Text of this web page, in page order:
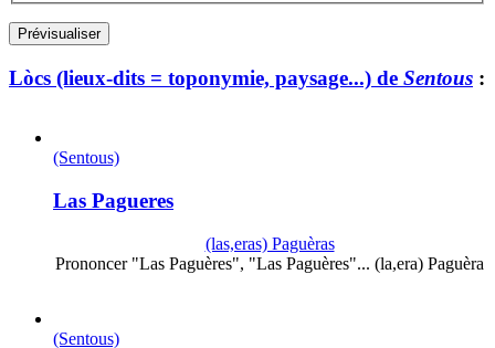
Lòcs (lieux-dits = toponymie, paysage...) de Sentous :
(Sentous)
Las Pagueres
(las,eras) Paguèras
Prononcer "Las Paguères", "Las Paguères"... (la,era) Paguèra
(Sentous)